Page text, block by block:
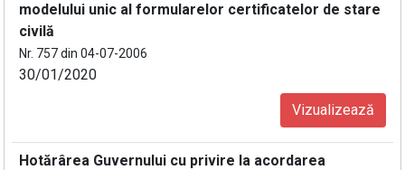
modelului unic al formularelor certificatelor de stare
civilă
Nr. 757 din 04-07-2006
30/01/2020
Vizualizează
Hotărârea Guvernului cu privire la acordarea